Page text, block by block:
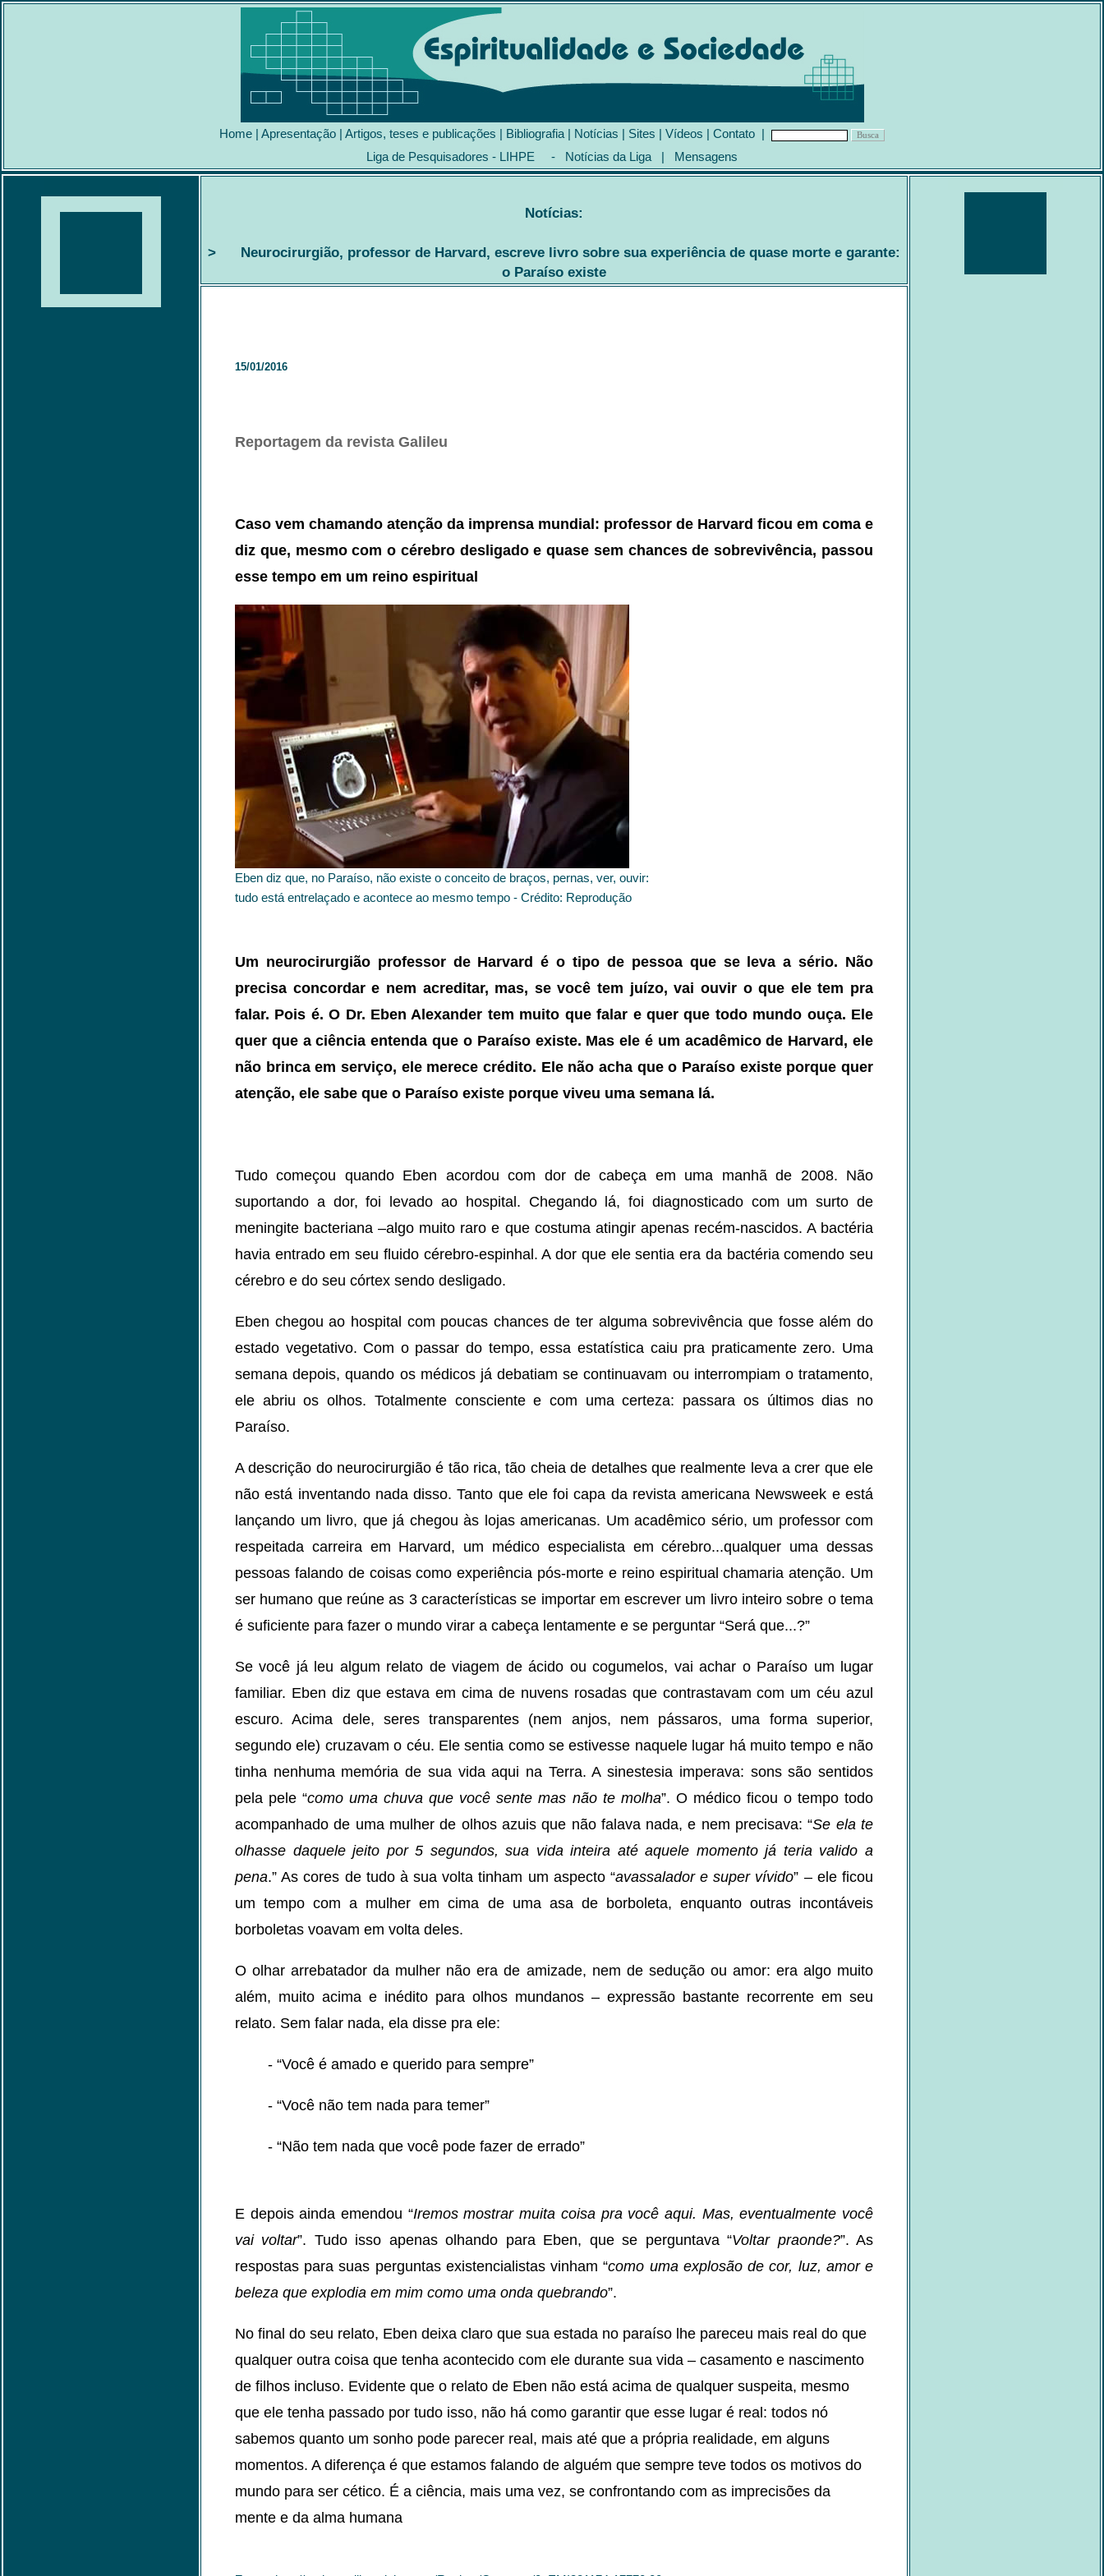
Home | Apresentação | Artigos, teses e publicações | Bibliografia | Notícias | Sites | Vídeos | Contato |
Liga de Pesquisadores - LIHPE - Notícias da Liga | Mensagens
Notícias:
> Neurocirurgião, professor de Harvard, escreve livro sobre sua experiência de quase morte e garante:
o Paraíso existe
15/01/2016
Reportagem da revista Galileu
Caso vem chamando atenção da imprensa mundial: professor de Harvard ficou em coma e
diz que, mesmo com o cérebro desligado e quase sem chances de sobrevivência, passou
esse tempo em um reino espiritual
Eben diz que, no Paraíso, não existe o conceito de braços, pernas, ver, ouvir:
tudo está entrelaçado e acontece ao mesmo tempo - Crédito: Reprodução
Um neurocirurgião professor de Harvard é o tipo de pessoa que se leva a sério. Não
precisa concordar e nem acreditar, mas, se você tem juízo, vai ouvir o que ele tem pra
falar. Pois é. O Dr. Eben Alexander tem muito que falar e quer que todo mundo ouça. Ele
quer que a ciência entenda que o Paraíso existe. Mas ele é um acadêmico de Harvard, ele
não brinca em serviço, ele merece crédito. Ele não acha que o Paraíso existe porque quer
atenção, ele sabe que o Paraíso existe porque viveu uma semana lá.
Tudo começou quando Eben acordou com dor de cabeça em uma manhã de 2008. Não
suportando a dor, foi levado ao hospital. Chegando lá, foi diagnosticado com um surto de
meningite bacteriana –algo muito raro e que costuma atingir apenas recém-nascidos. A bactéria
havia entrado em seu fluido cérebro-espinhal. A dor que ele sentia era da bactéria comendo seu
cérebro e do seu córtex sendo desligado.
Eben chegou ao hospital com poucas chances de ter alguma sobrevivência que fosse além do
estado vegetativo. Com o passar do tempo, essa estatística caiu pra praticamente zero. Uma
semana depois, quando os médicos já debatiam se continuavam ou interrompiam o tratamento,
ele abriu os olhos. Totalmente consciente e com uma certeza: passara os últimos dias no
Paraíso.
A descrição do neurocirurgião é tão rica, tão cheia de detalhes que realmente leva a crer que ele
não está inventando nada disso. Tanto que ele foi capa da revista americana Newsweek e está
lançando um livro, que já chegou às lojas americanas. Um acadêmico sério, um professor com
respeitada carreira em Harvard, um médico especialista em cérebro...qualquer uma dessas
pessoas falando de coisas como experiência pós-morte e reino espiritual chamaria atenção. Um
ser humano que reúne as 3 características se importar em escrever um livro inteiro sobre o tema
é suficiente para fazer o mundo virar a cabeça lentamente e se perguntar “Será que...?”
Se você já leu algum relato de viagem de ácido ou cogumelos, vai achar o Paraíso um lugar
familiar. Eben diz que estava em cima de nuvens rosadas que contrastavam com um céu azul
escuro. Acima dele, seres transparentes (nem anjos, nem pássaros, uma forma superior,
segundo ele) cruzavam o céu. Ele sentia como se estivesse naquele lugar há muito tempo e não
tinha nenhuma memória de sua vida aqui na Terra. A sinestesia imperava: sons são sentidos
pela pele “como uma chuva que você sente mas não te molha”. O médico ficou o tempo todo
acompanhado de uma mulher de olhos azuis que não falava nada, e nem precisava: “Se ela te
olhasse daquele jeito por 5 segundos, sua vida inteira até aquele momento já teria valido a
pena.” As cores de tudo à sua volta tinham um aspecto “avassalador e super vívido” – ele ficou
um tempo com a mulher em cima de uma asa de borboleta, enquanto outras incontáveis
borboletas voavam em volta deles.
O olhar arrebatador da mulher não era de amizade, nem de sedução ou amor: era algo muito
além, muito acima e inédito para olhos mundanos – expressão bastante recorrente em seu
relato. Sem falar nada, ela disse pra ele:
- “Você é amado e querido para sempre”
- “Você não tem nada para temer”
- “Não tem nada que você pode fazer de errado”
E depois ainda emendou “Iremos mostrar muita coisa pra você aqui. Mas, eventualmente você
vai voltar”. Tudo isso apenas olhando para Eben, que se perguntava “Voltar praonde?”. As
respostas para suas perguntas existencialistas vinham “como uma explosão de cor, luz, amor e
beleza que explodia em mim como uma onda quebrando”.
No final do seu relato, Eben deixa claro que sua estada no paraíso lhe pareceu mais real do que
qualquer outra coisa que tenha acontecido com ele durante sua vida – casamento e nascimento
de filhos incluso. Evidente que o relato de Eben não está acima de qualquer suspeita, mesmo
que ele tenha passado por tudo isso, não há como garantir que esse lugar é real: todos nó
sabemos quanto um sonho pode parecer real, mais até que a própria realidade, em alguns
momentos. A diferença é que estamos falando de alguém que sempre teve todos os motivos do
mundo para ser cético. É a ciência, mais uma vez, se confrontando com as imprecisões da
mente e da alma humana